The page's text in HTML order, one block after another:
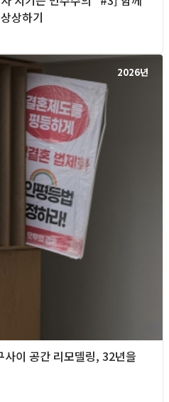
상하기
2026년
이 공간 리모델링, 32년을